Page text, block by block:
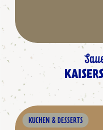
KUCHEN & DESSERTS